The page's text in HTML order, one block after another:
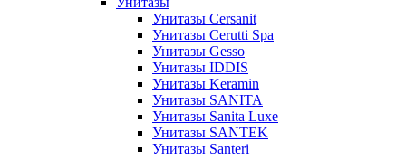
Унитазы Cersanit
Унитазы Cerutti Spa
Унитазы Gesso
Унитазы IDDIS
Унитазы Keramin
Унитазы SANITA
Унитазы Sanita Luxe
Унитазы SANTEK
Унитазы Santeri